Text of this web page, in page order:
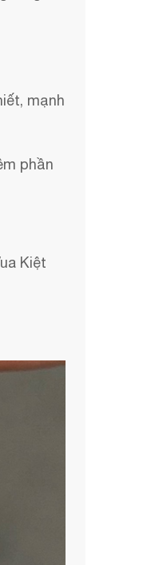
mạnh
phần
Kiệt